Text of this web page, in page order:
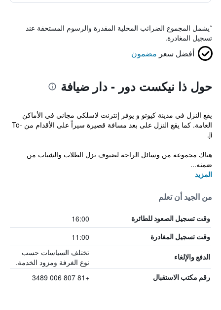
*يشمل المجموع الضرائب المحلية المقدرة والرسوم المستحقة عند
تسجيل المغادرة.
أفضل سعر مضمون
حول ذا نيكست دور - دار ضيافة
يقع النزل في مدينة كيوتو و يوفر إنترنت لاسلكي مجاني في الأماكن
العامة. كما يقع النزل على بعد مسافة قصيرة سيراً على الأقدام من To-
ji.
هناك مجموعة من وسائل الراحة لضيوف نزل الطلاب والشباب من
ضمنه...
المزيد
من الجيد أن تعلم
وقت تسجيل الصعود للطائرة 16:00
وقت تسجيل المغادرة 11:00
الدفع والإلغاء
تختلف السياسات حسب
نوع الغرفة ومزود الخدمة.
رقم مكتب الاستقبال +81 807 006 3489